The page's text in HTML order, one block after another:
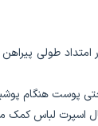
پیراهن
پوست هنگام
اسپرت لباس کمک